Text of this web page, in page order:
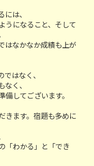
は、
うになること、そして
はなかなか成績も上が
はなく、
く、
してございます。
きます。宿題も多めに
「わかる」と「でき